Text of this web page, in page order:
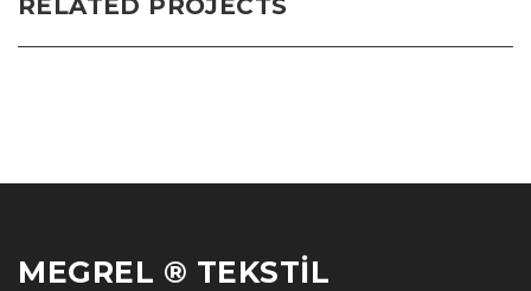
MEGREL ® TEKSTİL